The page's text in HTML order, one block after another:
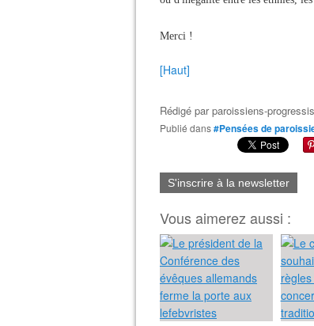
Merci !
[Haut]
Rédigé parparoissiens-
Publié dans#Pensées de
S'inscrire à la newsletter
Vous aimerez aussi :